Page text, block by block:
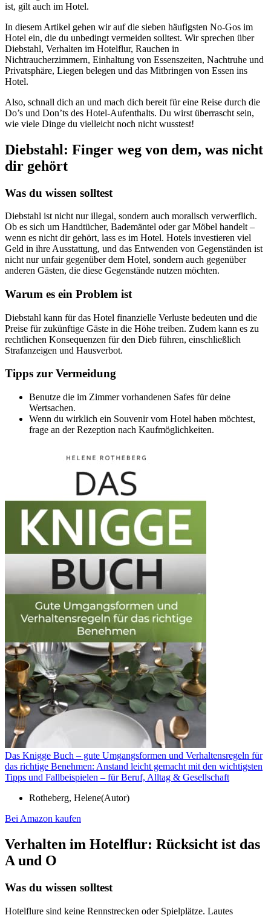
ist, gilt auch im Hotel.
In diesem Artikel gehen wir auf die sieben häufigsten No-Gos im
Hotel ein, die du unbedingt vermeiden solltest. Wir sprechen über
Diebstahl, Verhalten im Hotelflur, Rauchen in
Nichtraucherzimmern, Einhaltung von Essenszeiten, Nachtruhe und
Privatsphäre, Liegen belegen und das Mitbringen von Essen ins
Hotel.
Also, schnall dich an und mach dich bereit für eine Reise durch die
Do’s und Don’ts des Hotel-Aufenthalts. Du wirst überrascht sein,
wie viele Dinge du vielleicht noch nicht wusstest!
Diebstahl: Finger weg von dem, was nicht
dir gehört
Was du wissen solltest
Diebstahl ist nicht nur illegal, sondern auch moralisch verwerflich.
Ob es sich um Handtücher, Bademäntel oder gar Möbel handelt –
wenn es nicht dir gehört, lass es im Hotel. Hotels investieren viel
Geld in ihre Ausstattung, und das Entwenden von Gegenständen ist
nicht nur unfair gegenüber dem Hotel, sondern auch gegenüber
anderen Gästen, die diese Gegenstände nutzen möchten.
Warum es ein Problem ist
Diebstahl kann für das Hotel finanzielle Verluste bedeuten und die
Preise für zukünftige Gäste in die Höhe treiben. Zudem kann es zu
rechtlichen Konsequenzen für den Dieb führen, einschließlich
Strafanzeigen und Hausverbot.
Tipps zur Vermeidung
Benutze die im Zimmer vorhandenen Safes für deine
Wertsachen.
Wenn du wirklich ein Souvenir vom Hotel haben möchtest,
frage an der Rezeption nach Kaufmöglichkeiten.
Das Knigge Buch – gute Umgangsformen und Verhaltensregeln für
das richtige Benehmen: Anstand leicht gemacht mit den wichtigsten
Tipps und Fallbeispielen – für Beruf, Alltag & Gesellschaft
Rotheberg, Helene(Autor)
Bei Amazon kaufen
Verhalten im Hotelflur: Rücksicht ist das
A und O
Was du wissen solltest
Hotelflure sind keine Rennstrecken oder Spielplätze. Lautes